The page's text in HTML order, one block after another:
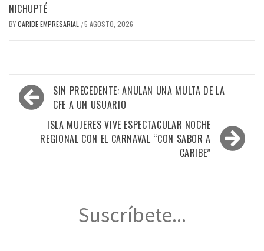
NICHUPTÉ
BYCARIBE EMPRESARIAL /5 AGOSTO, 2026
Navegación
de
entradas
SIN PRECEDENTE: ANULAN UNA MULTA DE LA
CFE A UN USUARIO
ISLA MUJERES VIVE ESPECTACULAR NOCHE
REGIONAL CON EL CARNAVAL “CON SABOR A
CARIBE”
Suscríbete...